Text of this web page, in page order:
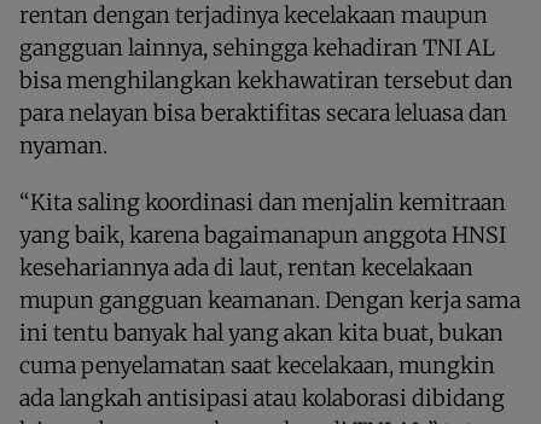
rentan dengan terjadinya kecelakaan maupun
gangguan lainnya, sehingga kehadiran TNI AL
bisa menghilangkan kekhawatiran tersebut dan
para nelayan bisa beraktifitas secara leluasa dan
nyaman.
“Kita saling koordinasi dan menjalin kemitraan
yang baik, karena bagaimanapun anggota HNSI
kesehariannya ada di laut, rentan kecelakaan
mupun gangguan keamanan. Dengan kerja sama
ini tentu banyak hal yang akan kita buat, bukan
cuma penyelamatan saat kecelakaan, mungkin
ada langkah antisipasi atau kolaborasi dibidang